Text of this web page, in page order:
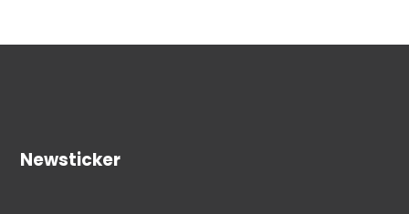
Newsticker